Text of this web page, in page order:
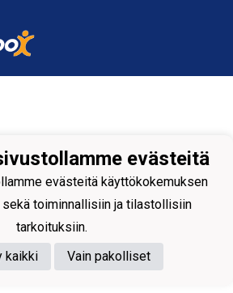
evästeitä
evästeitä käyttökokemuksen
toiminnallisiin ja tilastollisiin
tarkoituksiin.
kaikki
Vain pakolliset